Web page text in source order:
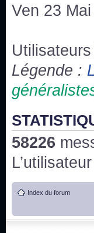
Joyeux Noël !
Bonne année
Un peu de
chaines
3x24 Human
Bonjour
qu'une
:he:
Ven 23
Légende :
58226
Index du forum